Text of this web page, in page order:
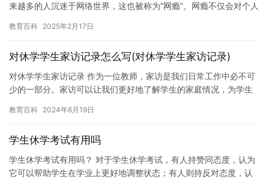
来越多的人沉迷于网络世界，这也被称为“网瘾”。网瘾不仅会对个人
教育百科 2025年2月17日
对休学学生家访记录怎么写(对休学学生家访记录)
对休学学生家访记录 作为一位教师，家访是我们日常工作中必不可
少的一部分。家访可以让我们更好地了解学生的家庭情况，为学生
学学…
教育百科 2024年6月19日
学生休学考试有用吗
学生休学考试有用吗？ 对于学生休学考试，有人持赞同态度，认为
它可以帮助学生在学业上更好地调整状态；有人则持反对态度，认